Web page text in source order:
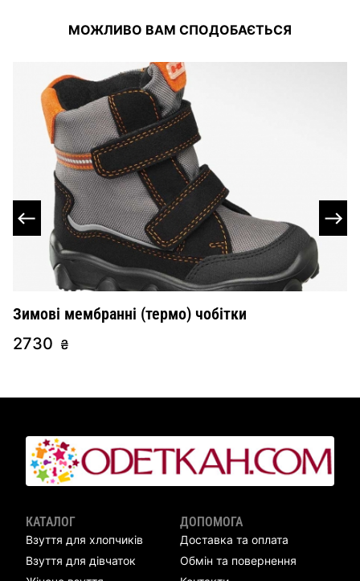
МОЖЛИВО ВАМ СПОДОБАЄТЬСЯ
Зимові мембранні (термо) чобітки
2730 ₴
КАТАЛОГ
Взуття для хлопчиків
Взуття для дівчаток
ДОПОМОГА
Доставка та оплата
Обмін та повернення